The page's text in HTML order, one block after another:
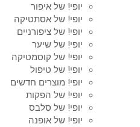
יופי! של איפור
יופי! של אסתטיקה
יופי! של ציפורניים
יופי! של שיער
יופי! של קוסמטיקה
יופי! של טיפול
יופי! מוצרים חדשים
יופי! של הפקות
יופי! של סלבס
יופי! של אופנה